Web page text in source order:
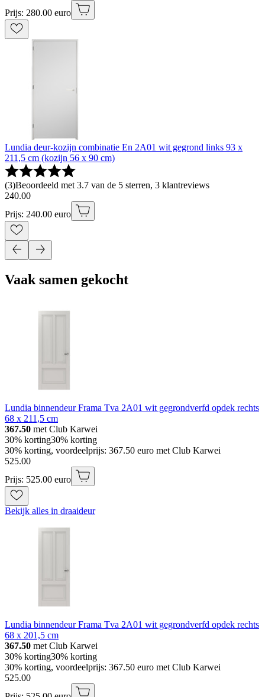
Prijs: 280.00 euro
Lundia deur-kozijn combinatie En 2A01 wit gegrond links 93 x
211,5 cm (kozijn 56 x 90 cm)
(3)Beoordeeld met 3.7 van de 5 sterren, 3 klantreviews
240.00
Prijs: 240.00 euro
Vaak samen gekocht
Lundia binnendeur Frama Tva 2A01 wit gegrondverfd opdek rechts
68 x 211,5 cm
367.50 met Club Karwei
30% korting30% korting
30% korting, voordeelprijs: 367.50 euro met Club Karwei
525.00
Prijs: 525.00 euro
Bekijk alles in draaideur
Lundia binnendeur Frama Tva 2A01 wit gegrondverfd opdek rechts
68 x 201,5 cm
367.50 met Club Karwei
30% korting30% korting
30% korting, voordeelprijs: 367.50 euro met Club Karwei
525.00